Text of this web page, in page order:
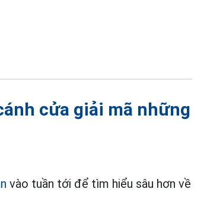
cửa giải mã những
vào tuần tới để tìm hiểu sâu hơn về